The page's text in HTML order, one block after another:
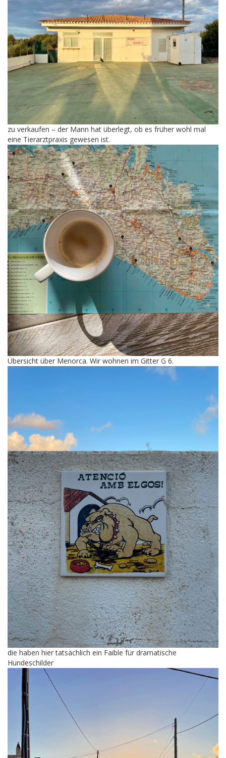
zu verkaufen – der Mann hat überlegt, ob es früher wohl mal
eine Tierarztpraxis gewesen ist.
Übersicht über Menorca. Wir wohnen im Gitter G 6.
die haben hier tatsächlich ein Faible für dramatische
Hundeschilder